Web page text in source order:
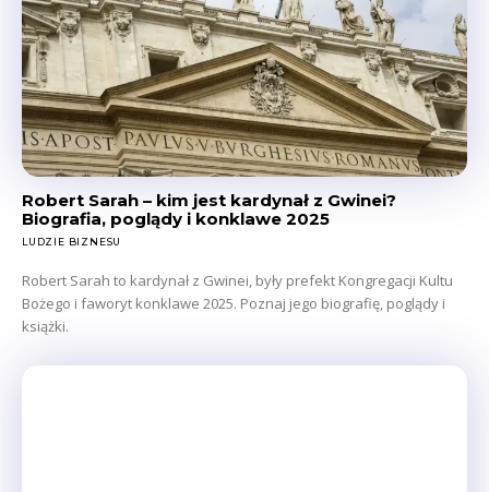
Robert Sarah – kim jest kardynał z Gwinei?
Biografia, poglądy i konklawe 2025
LUDZIE BIZNESU
Robert Sarah to kardynał z Gwinei, były prefekt Kongregacji Kultu
Bożego i faworyt konklawe 2025. Poznaj jego biografię, poglądy i
książki.